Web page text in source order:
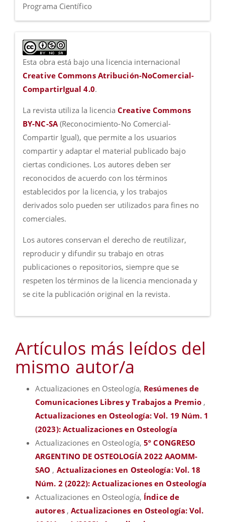
Programa Científico
Esta obra está bajo una licencia internacional
Creative Commons Atribución-NoComercial-
CompartirIgual 4.0.
La revista utiliza la licenciaCreative Commons
BY-NC-SA(Reconocimiento-No Comercial-
Compartir Igual), que permite a los usuarios
compartir y adaptar el material publicado bajo
ciertas condiciones. Los autores deben ser
reconocidos de acuerdo con los términos
establecidos por la licencia, y los trabajos
derivados solo pueden ser utilizados para fines no
comerciales.
Los autores conservan el derecho de reutilizar,
reproducir y difundir su trabajo en otras
publicaciones o repositorios, siempre que se
respeten los términos de la licencia mencionada y
se cite la publicación original en la revista.
Artículos más leídos del
mismo autor/a
Actualizaciones en Osteología, Resúmenes de
Comunicaciones Libres y Trabajos a Premio ,
Actualizaciones en Osteología: Vol. 19 Núm. 1
(2023): Actualizaciones en Osteología
Actualizaciones en Osteología,5º CONGRESO
ARGENTINO DE OSTEOLOGÍA 2022 AAOMM-
SAO , Actualizaciones en Osteología: Vol. 18
Núm. 2 (2022): Actualizaciones en Osteología
Actualizaciones en Osteología, Índice de
autores ,Actualizaciones en Osteología: Vol.